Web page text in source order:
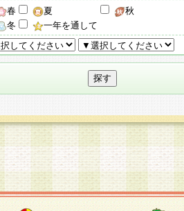
春 夏
秋
冬
一年を通して